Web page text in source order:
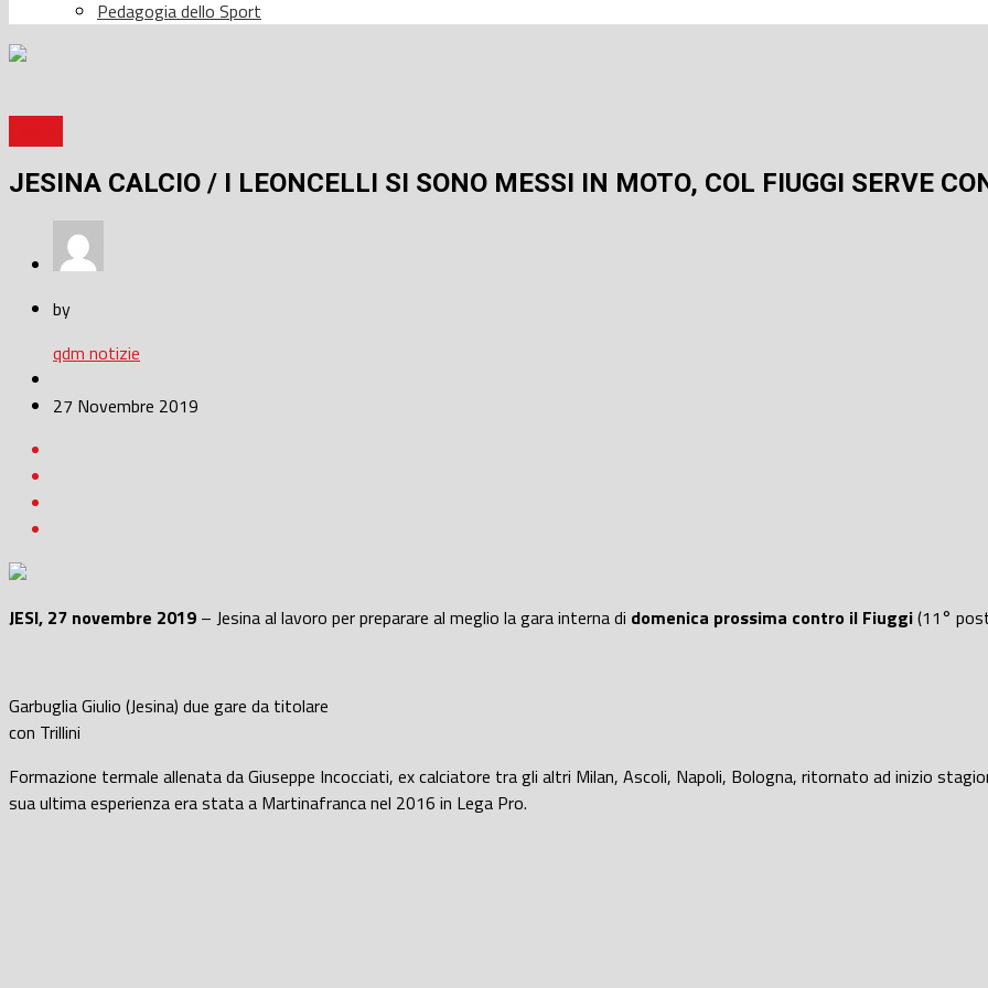
Pedagogia dello Sport
JESINA CALCIO / I LEONCELLI SI SONO MESSI IN MOTO, COL FIUGGI SERVE
by
qdm notizie
27 Novembre 2019
JESI, 27 novembre 2019 – Jesina al lavoro per preparare al meglio la gara interna di domenica prossima contro il Fiuggi(11°
Garbuglia Giulio (Jesina) due gare da titolare
con Trillini
Formazione termale allenata da Giuseppe Incocciati, ex calciatore tra gli altri Milan, Ascoli, Napoli, Bologna, ritornato ad inizio
sua ultima esperienza era stata a Martinafranca nel 2016 in Lega Pro.